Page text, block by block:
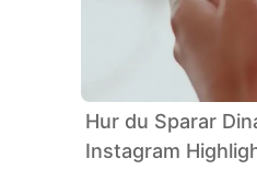
Hur du Sparar
Instagram